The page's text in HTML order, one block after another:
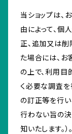
当ショップは、
由によって、
正、追加又は削
た場合には、
の上で、利用
く必要な調査を
の訂正等を行い
行わない旨の決
知いたします。